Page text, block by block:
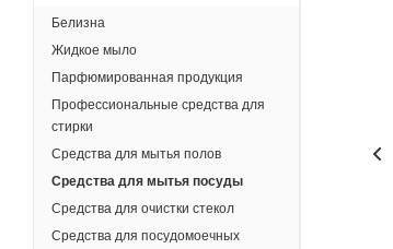
Белизна
Жидкое мыло
Парфюмированная продукция
Профессиональные средства для
стирки
Средства для мытья полов
Средства для мытья посуды
Средства для очистки стекол
Средства для посудомоечных